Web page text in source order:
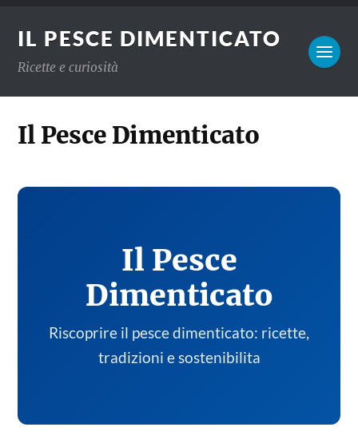
IL PESCE DIMENTICATO
Ricette e curiosità
Il Pesce Dimenticato
Il Pesce
Dimenticato
Riscoprire il pesce dimenticato: ricette,
tradizioni e sostenibilita